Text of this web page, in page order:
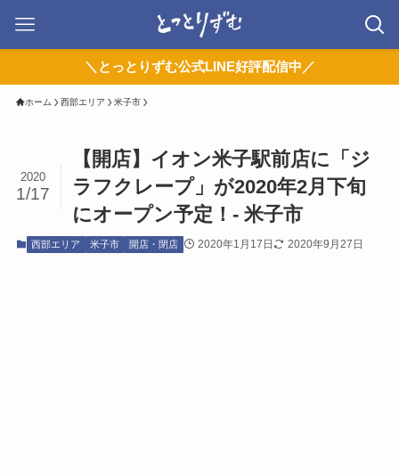
＼とっとりずむ公式LINE好評配信中／
ホーム 西部エリア 米子市
【開店】イオン米子駅前店に「ジ
ラフクレープ」が2020年2月下旬
にオープン予定！- 米子市
2020
1/17
西部エリア 米子市 開店・閉店 2020年1月17日 2020年9月27日